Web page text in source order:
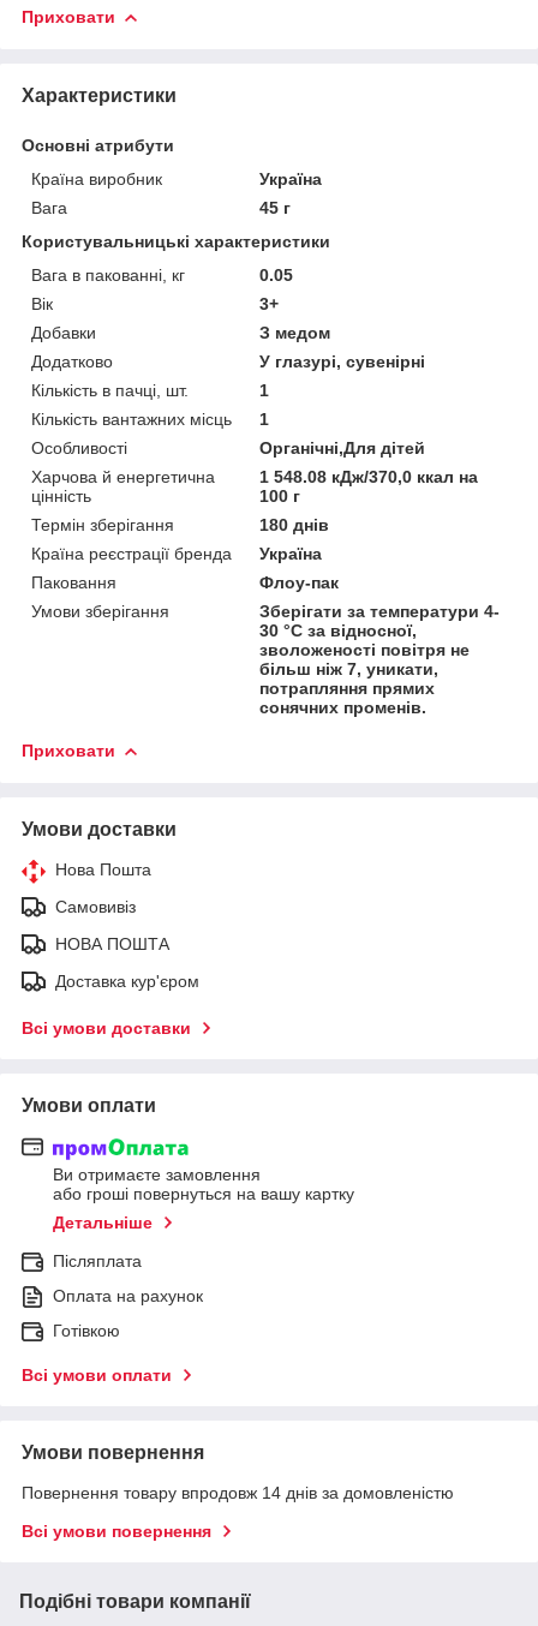
Приховати
Характеристики
Основні атрибути
Країна виробник
Україна
Вага
45 г
Користувальницькі характеристики
Вага в пакованні, кг
0.05
Вік
3+
Добавки
З медом
Додатково
У глазурі, сувенірні
Кількість в пачці, шт.
1
Кількість вантажних місць
1
Особливості
Органічні,Для дітей
Харчова й енергетична
цінність
1 548.08 кДж/370,0 ккал на
100 г
Термін зберігання
180 днів
Країна реєстрації бренда
Україна
Паковання
Флоу-пак
Умови зберігання
Зберігати за температури 4-
30 °C за відносної,
зволоженості повітря не
більш ніж 7, уникати,
потрапляння прямих
сонячних променів.
Приховати
Умови доставки
Нова Пошта
Самовивіз
НОВА ПОШТА
Доставка кур'єром
Всі умови доставки
Умови оплати
Ви отримаєте замовлення
або гроші повернуться на вашу картку
Детальніше
Післяплата
Оплата на рахунок
Готівкою
Всі умови оплати
Умови повернення
Повернення товару впродовж 14 днів за домовленістю
Всі умови повернення
Подібні товари компанії